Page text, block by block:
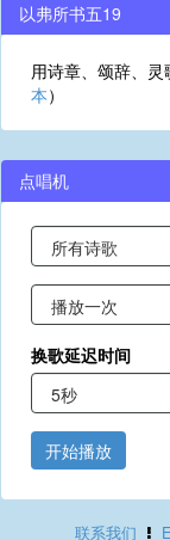
以弗所书五19
用诗章、颂辞、
本）
点唱机
换歌延迟时间
开始播放
联系我们